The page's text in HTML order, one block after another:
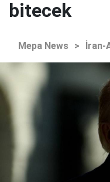
bitecek
Mepa News > İran-